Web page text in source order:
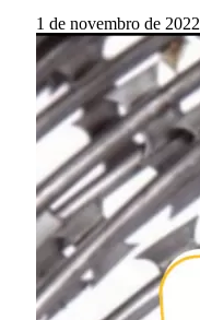
1 de novembro de 2022